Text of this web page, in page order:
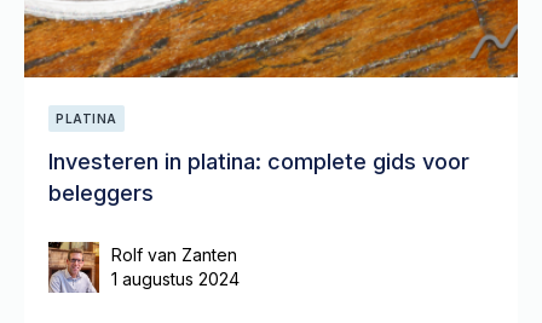
PLATINA
Investeren in platina: complete gids voor
beleggers
Rolf van Zanten
1 augustus 2024